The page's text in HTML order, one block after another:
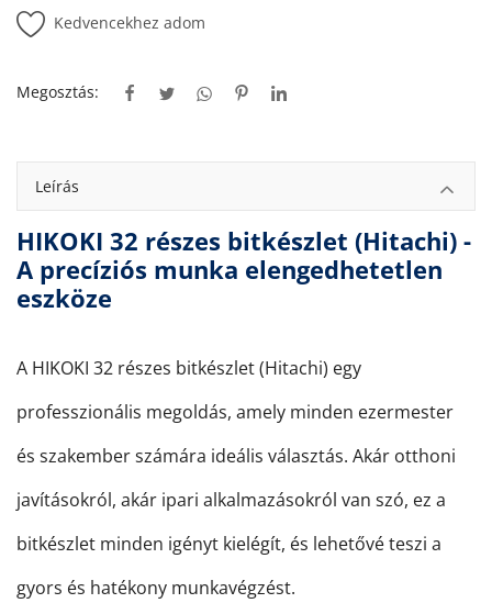
Kedvencekhez adom
Megosztás:
Leírás
HIKOKI 32 részes bitkészlet (Hitachi) -
A precíziós munka elengedhetetlen
eszköze
A HIKOKI 32 részes bitkészlet (Hitachi) egy
professzionális megoldás, amely minden ezermester
és szakember számára ideális választás. Akár otthoni
javításokról, akár ipari alkalmazásokról van szó, ez a
bitkészlet minden igényt kielégít, és lehetővé teszi a
gyors és hatékony munkavégzést.